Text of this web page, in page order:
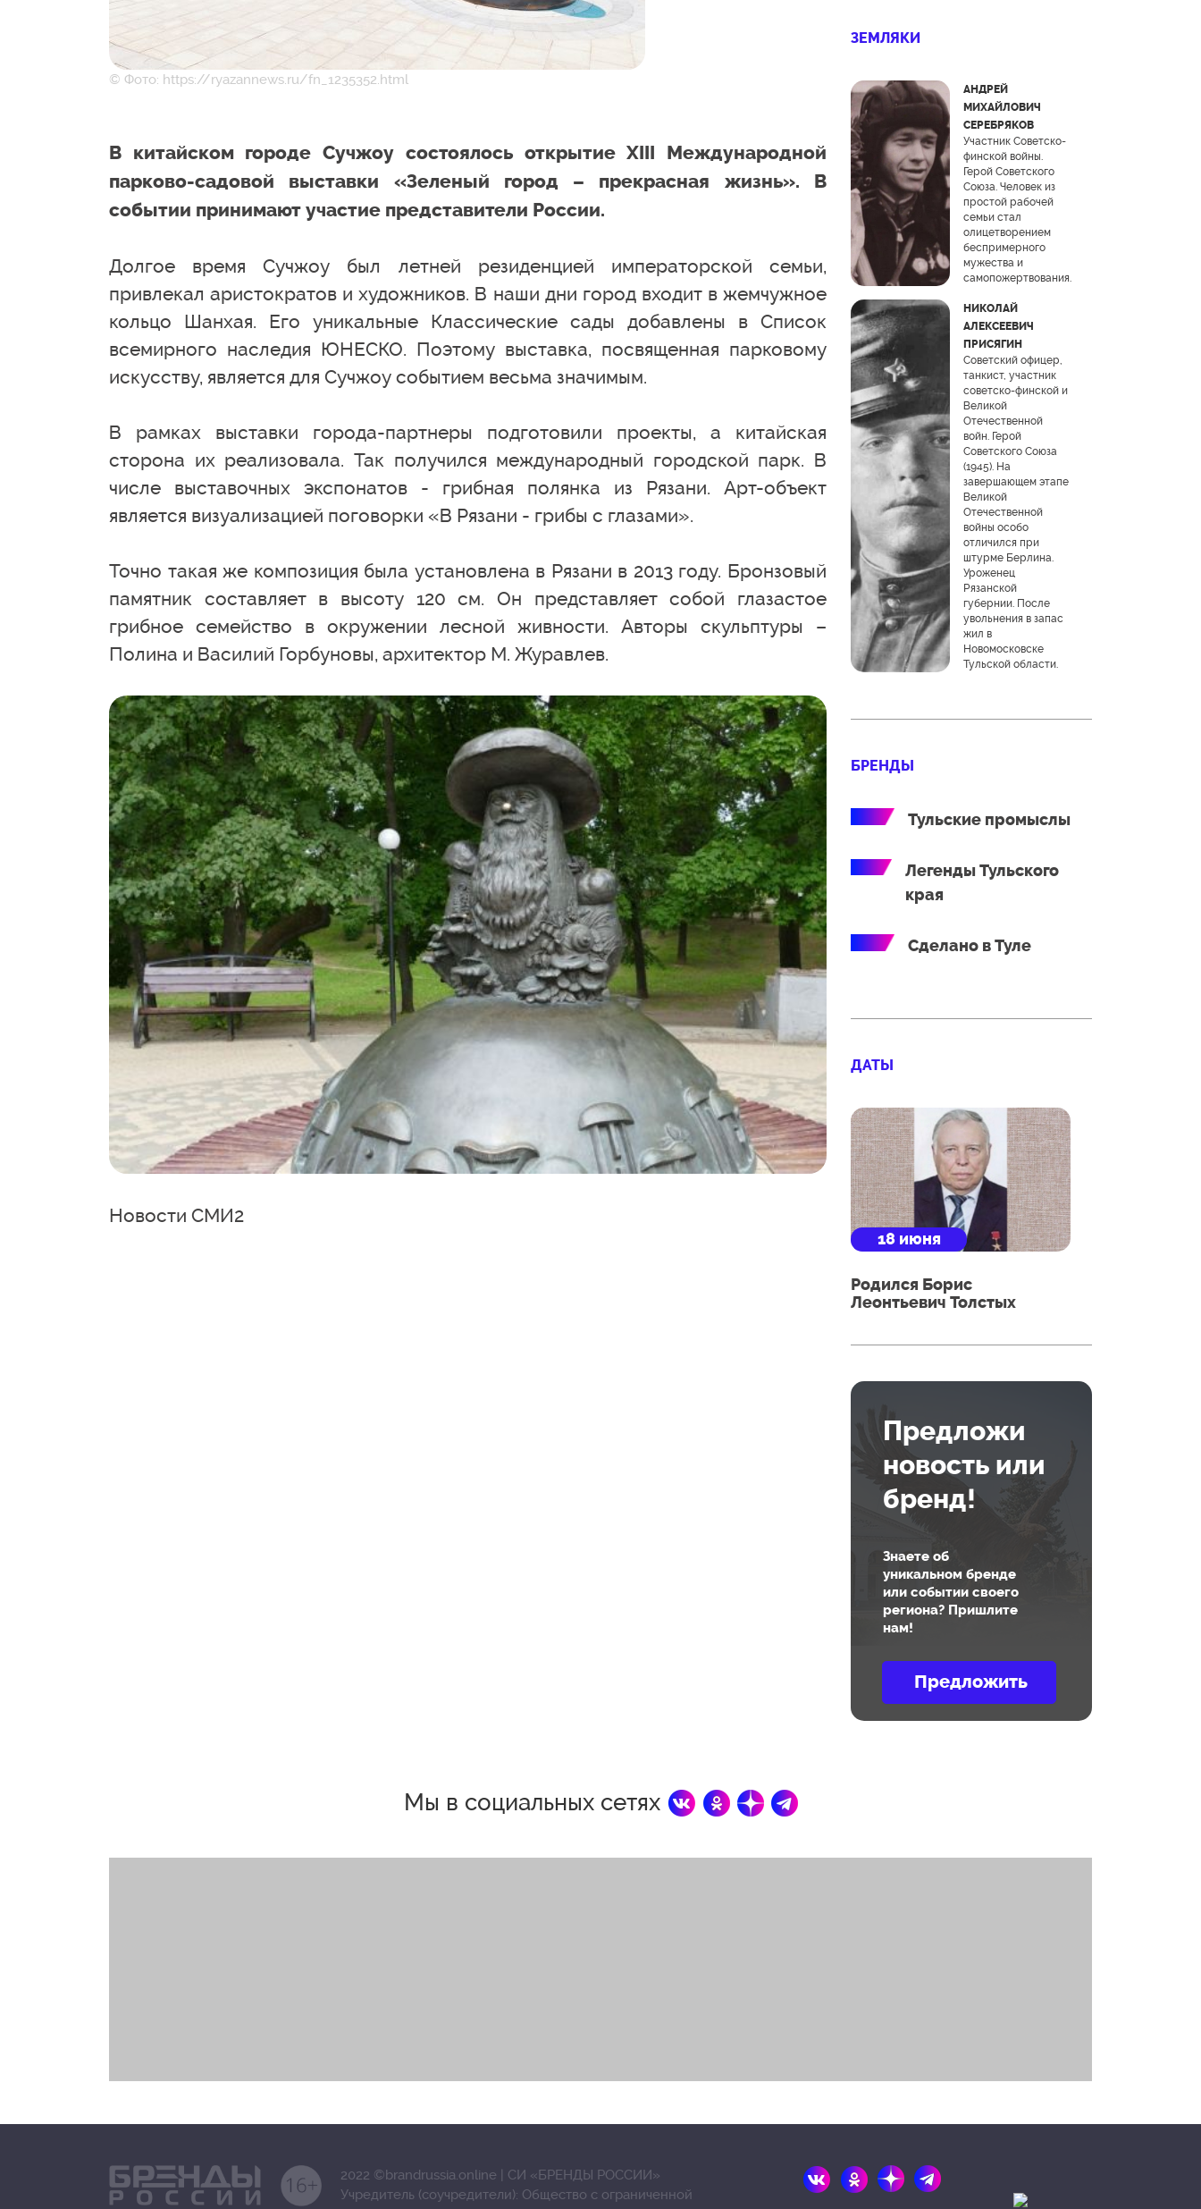
© Фото: https://ryazannews.ru/fn_1235352.html
В китайском городе Сучжоу состоялось открытие XIII Международной
парково-садовой выставки «Зеленый город – прекрасная жизнь». В
событии принимают участие представители России.
Долгое время Сучжоу был летней резиденцией императорской семьи,
привлекал аристократов и художников. В наши дни город входит в жемчужное
кольцо Шанхая. Его уникальные Классические сады добавлены в Список
всемирного наследия ЮНЕСКО. Поэтому выставка, посвященная парковому
искусству, является для Сучжоу событием весьма значимым.
В рамках выставки города-партнеры подготовили проекты, а китайская
сторона их реализовала. Так получился международный городской парк. В
числе выставочных экспонатов - грибная полянка из Рязани. Арт-объект
является визуализацией поговорки «В Рязани - грибы с глазами».
Точно такая же композиция была установлена в Рязани в 2013 году. Бронзовый
памятник составляет в высоту 120 см. Он представляет собой глазастое
грибное семейство в окружении лесной живности. Авторы скульптуры –
Полина и Василий Горбуновы, архитектор М. Журавлев.
Новости СМИ2
ЗЕМЛЯКИ
АНДРЕЙ
МИХАЙЛОВИЧ
СЕРЕБРЯКОВ
Участник Советско-
финской войны.
Герой Советского
Союза. Человек из
простой рабочей
семьи стал
олицетворением
беспримерного
мужества и
самопожертвования.
НИКОЛАЙ
АЛЕКСЕЕВИЧ
ПРИСЯГИН
Советский офицер,
танкист, участник
советско-финской и
Великой
Отечественной
войн. Герой
Советского Союза
(1945). На
завершающем этапе
Великой
Отечественной
войны особо
отличился при
штурме Берлина.
Уроженец
Рязанской
губернии. После
увольнения в запас
жил в
Новомосковске
Тульской области.
БРЕНДЫ
Тульские промыслы
Легенды Тульского
края
Сделано в Туле
ДАТЫ
18 июня
Родился Борис
Леонтьевич Толстых
Предложи
новость или
бренд!
Знаете об
уникальном бренде
или событии своего
региона? Пришлите
нам!
Мы в социальных сетях
2022 ©brandrussia.online | СИ «БРЕНДЫ РОССИИ»
Учредитель (соучредители): Общество с ограниченной